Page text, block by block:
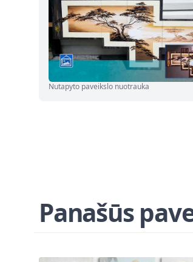
Nutapyto paveikslo nuotrauka
Panašūs